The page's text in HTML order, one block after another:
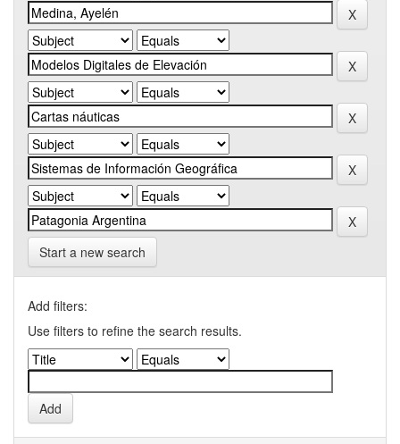
Start a new search
Add filters:
Use filters to refine the search results.